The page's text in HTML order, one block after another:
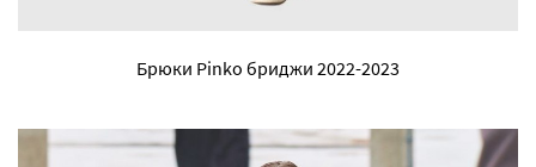
Брюки Pinko бриджи 2022-2023